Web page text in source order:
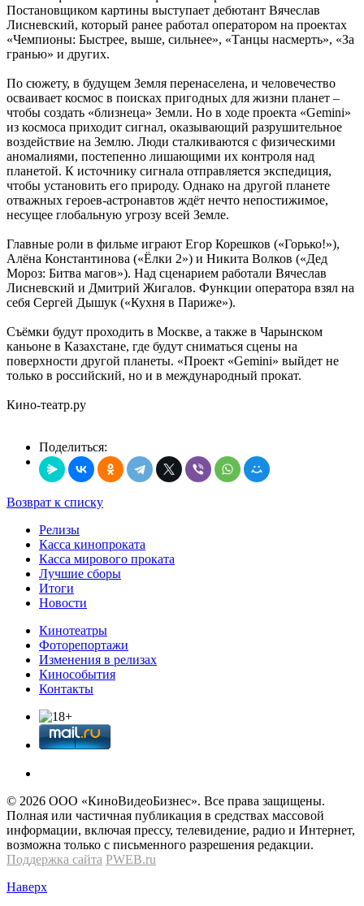
Постановщиком картины выступает дебютант Вячеслав
Лисневский, который ранее работал оператором на проектах
«Чемпионы: Быстрее, выше, сильнее», «Танцы насмерть», «За
гранью» и других.
По сюжету, в будущем Земля перенаселена, и человечество
осваивает космос в поисках пригодных для жизни планет –
чтобы создать «близнеца» Земли. Но в ходе проекта «Gemini»
из космоса приходит сигнал, оказывающий разрушительное
воздействие на Землю. Люди сталкиваются с физическими
аномалиями, постепенно лишающими их контроля над
планетой. К источнику сигнала отправляется экспедиция,
чтобы установить его природу. Однако на другой планете
отважных героев-астронавтов ждёт нечто непостижимое,
несущее глобальную угрозу всей Земле.
Главные роли в фильме играют Егор Корешков («Горько!»),
Алёна Константинова («Ёлки 2») и Никита Волков («Дед
Мороз: Битва магов»). Над сценарием работали Вячеслав
Лисневский и Дмитрий Жигалов. Функции оператора взял на
себя Сергей Дышук («Кухня в Париже»).
Съёмки будут проходить в Москве, а также в Чарынском
каньоне в Казахстане, где будут сниматься сцены на
поверхности другой планеты. «Проект «Gemini» выйдет не
только в российский, но и в международный прокат.
Кино-театр.ру
Поделиться:
Возврат к списку
Релизы
Касса кинопроката
Касса мирового проката
Лучшие сборы
Итоги
Новости
Кинотеатры
Фоторепортажи
Изменения в релизах
Кинособытия
Контакты
© 2026 OOО «КиноВидеоБизнес». Все права защищены.
Полная или частичная публикация в средствах массовой
информации, включая прессу, телевидение, радио и Интернет,
возможна только с письменного разрешения редакции.
Поддержка сайта PWEB.ru
Наверх